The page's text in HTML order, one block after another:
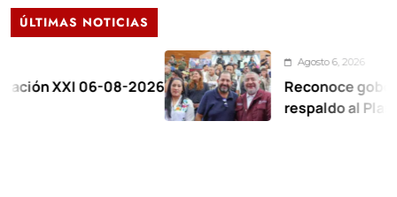
ÚLTIMAS NOTICIAS
06-08-2026
Agosto 6, 2026
Reconoce gobernadora
respaldo al Plan de la